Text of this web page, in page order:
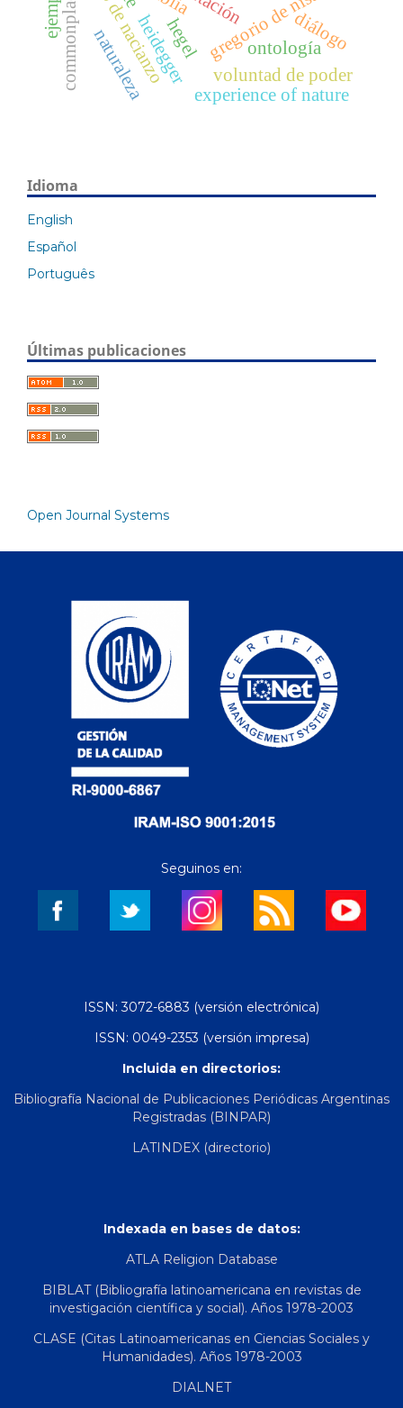
heidegger
hegel ontología
gregorio de nisa
voluntad de poder
diálogo
experience of nature
naturaleza
commonplaces
Idioma
English
Español
Português
Últimas publicaciones
Open Journal Systems
Seguinos en:
ISSN: 3072-6883 (versión electrónica)
ISSN: 0049-2353 (versión impresa)
Incluida en directorios:
Bibliografía Nacional de Publicaciones Periódicas Argentinas
Registradas (BINPAR)
LATINDEX (directorio)
Indexada en bases de datos:
ATLA Religion Database
BIBLAT (Bibliografía latinoamericana en revistas de
investigación científica y social). Años 1978-2003
CLASE (Citas Latinoamericanas en Ciencias Sociales y
Humanidades). Años 1978-2003
DIALNET